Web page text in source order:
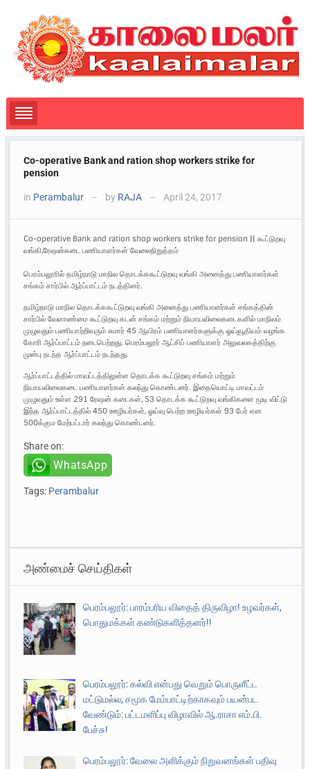
Co-operative Bank and ration shop workers strike for
pension
in Perambalur — by RAJA — April 24, 2017
Co-operative Bank and ration shop workers strike for pension || கூட்டுறவு
வங்கி,ரேஷன்கடை பணியாளர்கள் வேலைநிறுத்தம்
பெரம்பலூரில் தமிழ்நாடு மாநில தொடக்ககூட்டுறவு வங்கி அனைத்து பணியாளர்கள்
சங்கம் சார்பில் ஆர்ப்பாட்டம் நடத்தினர்.
தமிழ்நாடு மாநில தொடக்ககூட்டுறவு வங்கி அனைத்து பணியாளர்கள் சங்கத்தின்
சார்பில் வேளாண்மை கூட்டுறவு கடன் சங்கம் மற்றும் நியாயவிலைகடைகளில் மாநிலம்
முழுவதும் பணியாற்றிவரும் சுமார் 45 ஆயிரம் பணியாளர்களுக்கு ஓய்வூதியம் வழங்க
கோரி ஆர்ப்பாட்டம் நடைபெற்றது. பெரம்பலூர் ஆட்சிப் பணியாளர் அலுவலகத்திற்கு
முன்பு நடந்த ஆர்ப்பாட்டம் நடந்தது.
ஆர்ப்பாட்டத்தில் மாவட்டத்திலுள்ள தொடக்க கூட்டுறவு சங்கம் மற்றும்
நியாயவிலைகடை பணியாளர்கள் கலந்து கொண்டனர். இதையொட்டி மாவட்டம்
முழுவதும் உள்ள 291 ரேஷன் கடைகள், 53 தொடக்க கூட்டுறவு வங்கிகளை மூடி விட்டு
இந்த ஆர்ப்பாட்டத்தில் 450 ஊழியர்கள், ஓய்வு பெற்ற ஊழியர்கள் 93 பேர் என
500க்கும மேற்பட்டார் கலந்து கொண்டனர்.
Share on:
WhatsApp
Tags: Perambalur
அண்மைச் செய்திகள்
பெரம்பலூர்: பாரம்பரிய விதைத் திருவிழா! உழவர்கள்,
பொதுமக்கள் கண்டுகளித்தனர்!!
பெரம்பலூர்: கல்வி என்பது வெறும் பொருளீட்ட
மட்டுமல்ல, சமூக மேம்பாட்டிற்காகவும் பயன்பட
வேண்டும்: பட்டமளிப்பு விழாவில் ஆ.ராசா எம்.பி.
பேச்சு!
பெரம்பலூர்: வேலை அளிக்கும் நிறுவனங்கள் பதிவு